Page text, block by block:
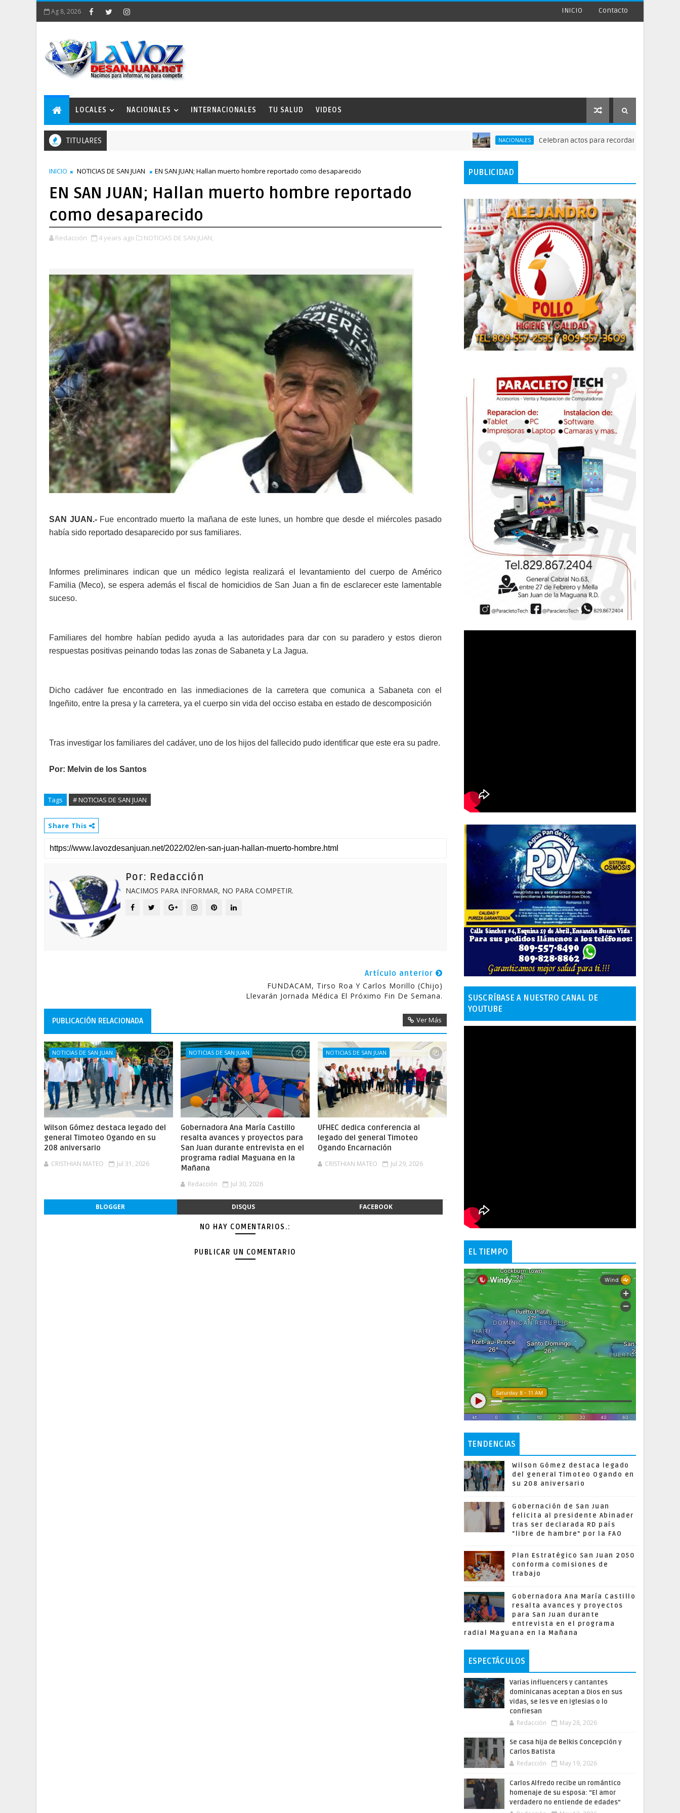
Ag 8, 2026 INICIO Contacto
LOCALES NACIONALES INTERNACIONALES TU SALUD VIDEOS
TITULARES NACIONALES Celebran actos para recordar la fundación de Santo
INICIO NOTICIAS DE SAN JUAN EN SAN JUAN; Hallan muerto hombre reportado como desaparecido
EN SAN JUAN; Hallan muerto hombre reportado
como desaparecido
Redacción 4 years ago NOTICIAS DE SAN JUAN,
SAN JUAN.- Fue encontrado muerto la mañana de este lunes, un hombre que desde el miércoles pasado
había sido reportado desaparecido por sus familiares.
Informes preliminares indican que un médico legista realizará el levantamiento del cuerpo de Américo
Familia (Meco), se espera además el fiscal de homicidios de San Juan a fin de esclarecer este lamentable
suceso.
Familiares del hombre habían pedido ayuda a las autoridades para dar con su paradero y estos dieron
respuestas positivas peinando todas las zonas de Sabaneta y La Jagua.
Dicho cadáver fue encontrado en las inmediaciones de la carretera que comunica a Sabaneta con el
Ingeñito, entre la presa y la carretera, ya el cuerpo sin vida del occiso estaba en estado de descomposición
Tras investigar los familiares del cadáver, uno de los hijos del fallecido pudo identificar que este era su padre.
Por: Melvin de los Santos
Tags # NOTICIAS DE SAN JUAN
Share This
Por: Redacción
NACIMOS PARA INFORMAR, NO PARA COMPETIR.
Artículo anterior
FUNDACAM, Tirso Roa Y Carlos Morillo (Chijo)
Llevarán Jornada Médica El Próximo Fin De Semana.
PUBLICACIÓN RELACIONADA Ver Más
NOTICIAS DE SAN JUAN
Wilson Gómez destaca legado del
general Timoteo Ogando en su
208 aniversario
CRISTHIAN MATEO Jul 31, 2026
NOTICIAS DE SAN JUAN
Gobernadora Ana María Castillo
resalta avances y proyectos para
San Juan durante entrevista en el
programa radial Maguana en la
Mañana
Redacción Jul 30, 2026
NOTICIAS DE SAN JUAN
UFHEC dedica conferencia al
legado del general Timoteo
Ogando Encarnación
CRISTHIAN MATEO Jul 29, 2026
BLOGGER DISQUS FACEBOOK
NO HAY COMENTARIOS.:
PUBLICAR UN COMENTARIO
PUBLICIDAD
SUSCRÍBASE A NUESTRO CANAL DE
YOUTUBE
EL TIEMPO
TENDENCIAS
Wilson Gómez destaca legado
del general Timoteo Ogando en
su 208 aniversario
Gobernación de San Juan
felicita al presidente Abinader
tras ser declarada RD país
"libre de hambre" por la FAO
Plan Estratégico San Juan 2050
conforma comisiones de
trabajo
Gobernadora Ana María Castillo
resalta avances y proyectos
para San Juan durante
entrevista en el programa
radial Maguana en la Mañana
ESPECTÁCULOS
Varias influencers y cantantes
dominicanas aceptan a Dios en sus
vidas, se les ve en iglesias o lo
confiesan
Redacción May 28, 2026
Se casa hija de Belkis Concepción y
Carlos Batista
Redacción May 19, 2026
Carlos Alfredo recibe un romántico
homenaje de su esposa: “El amor
verdadero no entiende de edades”